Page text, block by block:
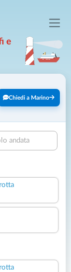
e
Chiedi a Marino
andata